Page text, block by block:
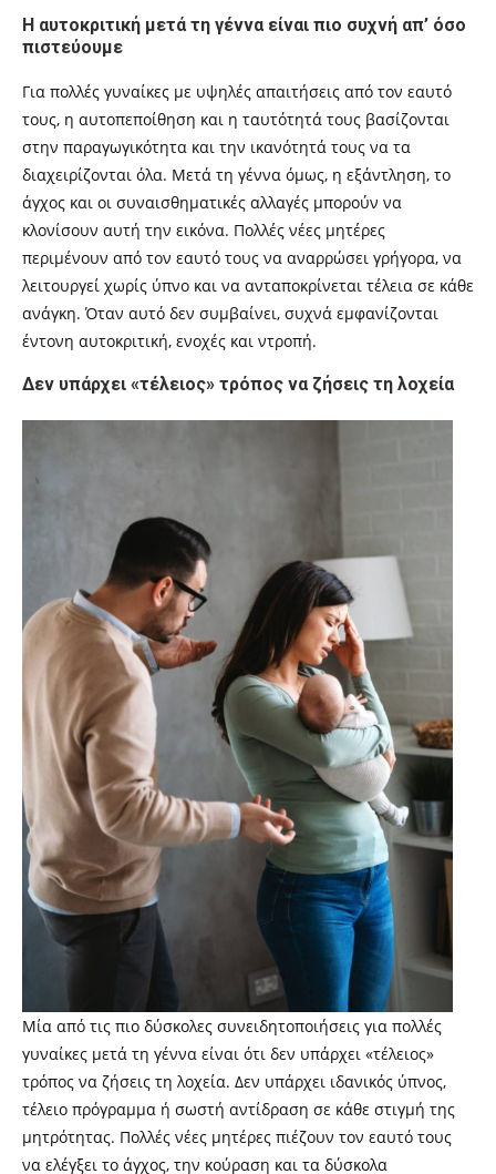
Η αυτοκριτική μετά τη γέννα είναι πιο συχνή απ’ όσο
πιστεύουμε
Για πολλές γυναίκες με υψηλές απαιτήσεις από τον εαυτό
τους, η αυτοπεποίθηση και η ταυτότητά τους βασίζονται
στην παραγωγικότητα και την ικανότητά τους να τα
διαχειρίζονται όλα. Μετά τη γέννα όμως, η εξάντληση, το
άγχος και οι συναισθηματικές αλλαγές μπορούν να
κλονίσουν αυτή την εικόνα. Πολλές νέες μητέρες
περιμένουν από τον εαυτό τους να αναρρώσει γρήγορα, να
λειτουργεί χωρίς ύπνο και να ανταποκρίνεται τέλεια σε κάθε
ανάγκη. Όταν αυτό δεν συμβαίνει, συχνά εμφανίζονται
έντονη αυτοκριτική, ενοχές και ντροπή.
Δεν υπάρχει «τέλειος» τρόπος να ζήσεις τη λοχεία
Μία από τις πιο δύσκολες συνειδητοποιήσεις για πολλές
γυναίκες μετά τη γέννα είναι ότι δεν υπάρχει «τέλειος»
τρόπος να ζήσεις τη λοχεία. Δεν υπάρχει ιδανικός ύπνος,
τέλειο πρόγραμμα ή σωστή αντίδραση σε κάθε στιγμή της
μητρότητας. Πολλές νέες μητέρες πιέζουν τον εαυτό τους
να ελέγξει το άγχος, την κούραση και τα δύσκολα